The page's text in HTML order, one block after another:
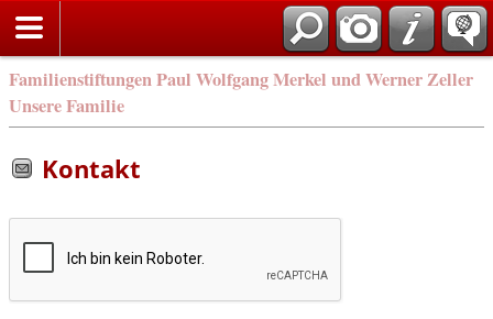
Familienstiftungen Paul Wolfgang Merkel und Werner Zeller
Unsere Familie
Kontakt